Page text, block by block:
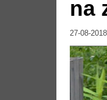
na
27-08-